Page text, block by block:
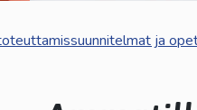
ja
ja